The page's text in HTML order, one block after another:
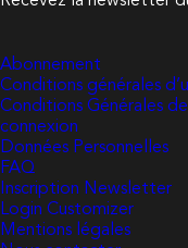
Abonnement
Conditions générales
Conditions Générales
connexion
Données Personnelles
FAQ
Inscription Newsletter
Login Customizer
Mentions légales